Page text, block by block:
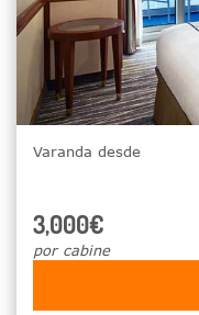
Varanda desde
3,000€
por cabine